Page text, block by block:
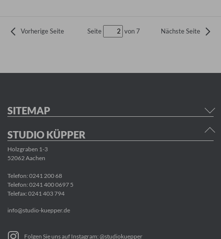
Vorherige Seite Seite von 7 Nächste Seite
SITEMAP
STUDIO KÜPPER
Holzgraben 1-3
52062 Aachen
Telefon: 0241 200 68
Telefon: 0241 400 0697 5
Telefax: 0241 403 794
info@studio-kuepper.de
Folgen Sie uns auf Instagram: @studiokuepper